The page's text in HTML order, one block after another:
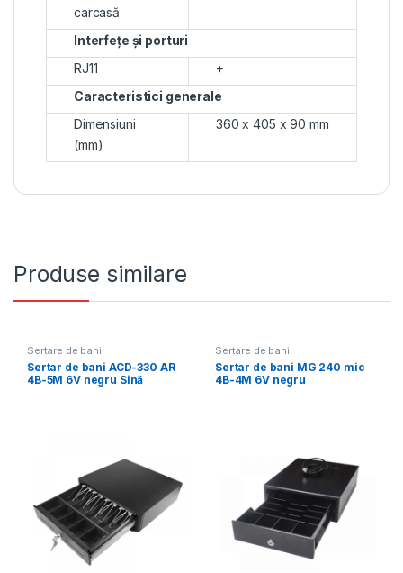
carcasă
Interfețe și porturi
RJ11
+
Caracteristici generale
Dimensiuni
(mm)
360 x 405 x 90 mm
Produse similare
Sertare de bani
Sertar de bani ACD-330 AR
4B-5M 6V negru Sină
Sertare de bani
Sertar de bani MG 240 mic
4B-4M 6V negru